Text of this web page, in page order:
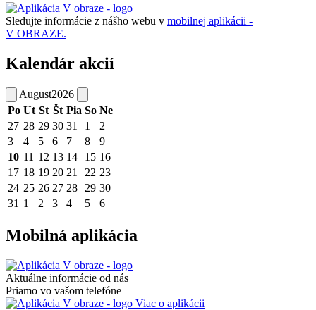
Sledujte informácie z nášho webu v mobilnej aplikácii -
V OBRAZE.
Kalendár akcií
August2026
Po Ut St Št Pia So Ne
27 28 29 30 31 1
2
3
4 5 6 7 8
9
10 11 12 13 14 15 16
17 18 19 20 21 22 23
24 25 26 27 28 29 30
31 1 2 3 4 5 6
Mobilná aplikácia
Aktuálne informácie od nás
Priamo vo vašom telefóne
Viac o aplikácii